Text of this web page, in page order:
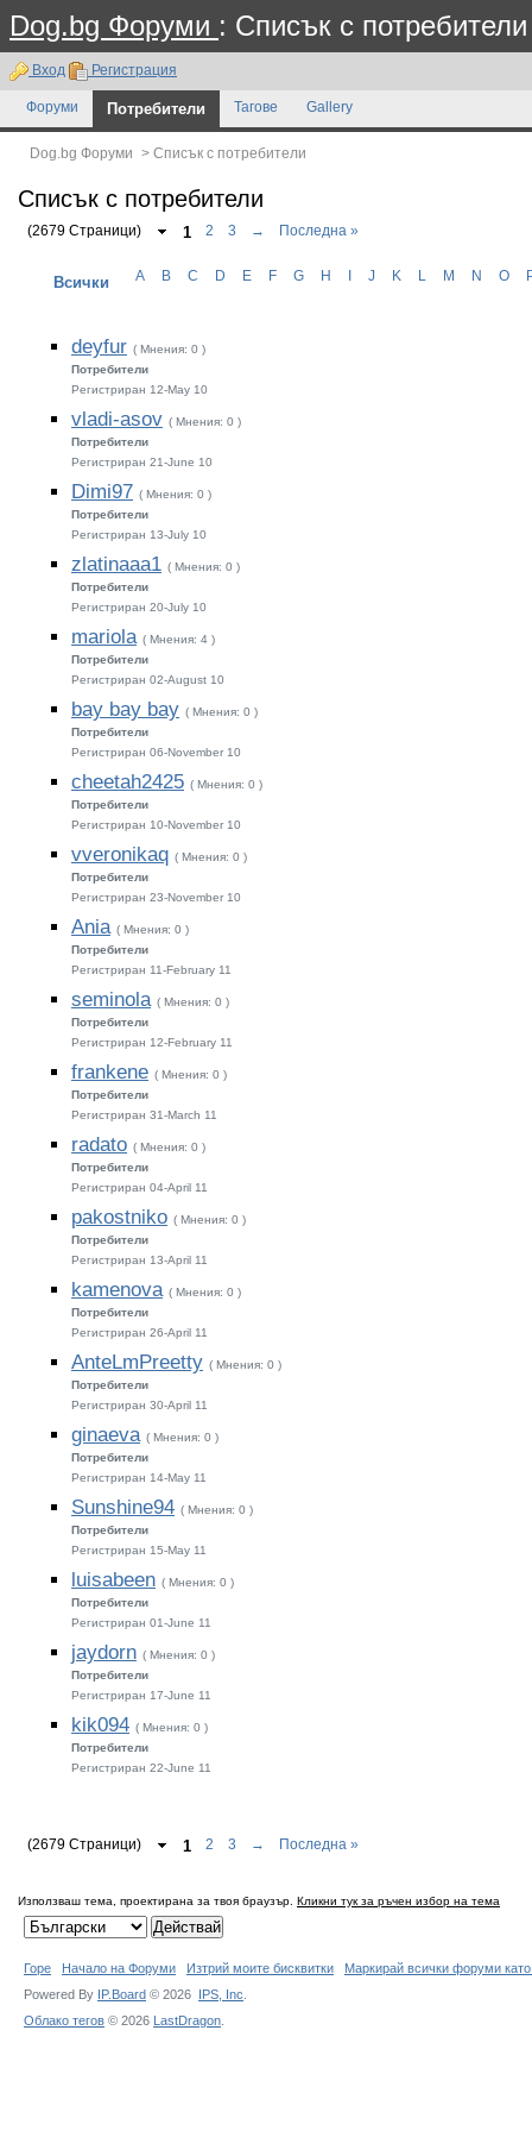
Dog.bg Форуми : Списък с потребители
Вход Регистрация
Форуми Потребители Тагове Gallery
Dog.bg Форуми > Списък с потребители
Списък с потребители
(2679 Страници) 1 2 3 → Последна »
Всички A B C D E F G H J K M N O
deyfur ( Мнения: 0 )
Потребители
Регистриран 12-May 10
vladi-asov ( Мнения: 0 )
Потребители
Регистриран 21-June 10
Dimi97 ( Мнения: 0 )
Потребители
Регистриран 13-July 10
zlatinaaa1 ( Мнения: 0 )
Потребители
Регистриран 20-July 10
mariola ( Мнения: 4 )
Потребители
Регистриран 02-August 10
bay bay bay ( Мнения: 0 )
Потребители
Регистриран 06-November 10
cheetah2425 ( Мнения: 0 )
Потребители
Регистриран 10-November 10
vveronikaq ( Мнения: 0 )
Потребители
Регистриран 23-November 10
Ania ( Мнения: 0 )
Потребители
Регистриран 11-February 11
seminola ( Мнения: 0 )
Потребители
Регистриран 12-February 11
frankene ( Мнения: 0 )
Потребители
Регистриран 31-March 11
radato ( Мнения: 0 )
Потребители
Регистриран 04-April 11
pakostniko ( Мнения: 0 )
Потребители
Регистриран 13-April 11
kamenova ( Мнения: 0 )
Потребители
Регистриран 26-April 11
AnteLmPreetty ( Мнения: 0 )
Потребители
Регистриран 30-April 11
ginaeva ( Мнения: 0 )
Потребители
Регистриран 14-May 11
Sunshine94 ( Мнения: 0 )
Потребители
Регистриран 15-May 11
luisabeen ( Мнения: 0 )
Потребители
Регистриран 01-June 11
jaydorn ( Мнения: 0 )
Потребители
Регистриран 17-June 11
kik094 ( Мнения: 0 )
Потребители
Регистриран 22-June 11
(2679 Страници) 1 2 3 → Последна »
Използваш тема, проектирана за твоя браузър. Кликни тук за ръчен избор на тема
Горе Начало на Форуми Изтрий моите бисквитки
Маркирай всички форуми
Powered By IP.Board © 2026 IPS, Inc
Облако тегов © 2026 LastDragon